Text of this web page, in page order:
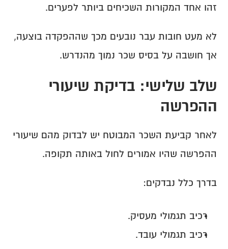
זהו אחד המקורות השכיחים ביותר לפערים.
אך חושבה על בסיס שכר נמוך מהנדרש.
ההפרשה
ההפרשה שהיו אמורים לחול באותה תקופה.
בדרך כלל נבדקים:
רכיב תגמולי מעסיק.
רכיב תגמולי עובד.